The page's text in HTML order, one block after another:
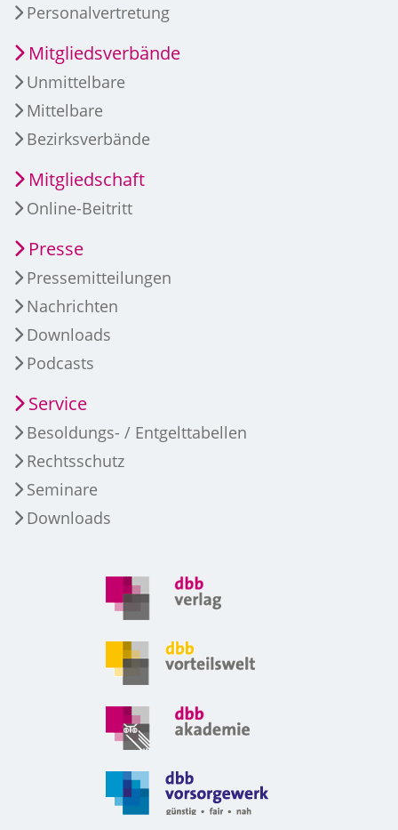
Personalvertretung
Mitgliedsverbände
Unmittelbare
Mittelbare
Bezirksverbände
Mitgliedschaft
Online-Beitritt
Presse
Pressemitteilungen
Nachrichten
Downloads
Podcasts
Service
Besoldungs- / Entgelttabellen
Rechtsschutz
Seminare
Downloads